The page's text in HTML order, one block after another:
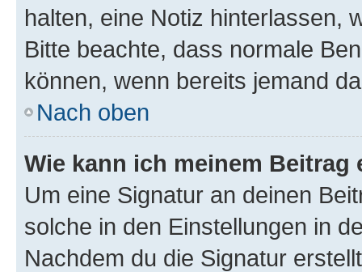
halten, eine Notiz hinterlassen,
Bitte beachte, dass normale
können, wenn bereits jemand
Nach oben
Wie kann ich meinem
Um eine Signatur an deinen
solche in den Einstellungen in
Nachdem du die Signatur